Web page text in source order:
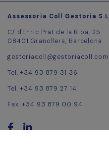
Assessoria Coll Gestoria S.L
C/ d'Enric Prat de la Riba, 25.
08401 Granollers, Barcelona
gestoriacoll@gestoriacoll.com
Tel. +34 93 879 31 36
Tel. +34 93 879 27 14
Fax. +34 93 879 00 94